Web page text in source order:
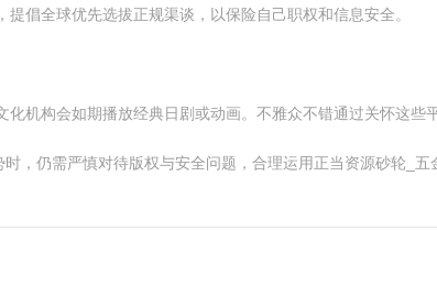
倡全球优先选拔正规渠谈，以保险自己职权和信息安全。
机构会如期播放经典日剧或动画。不雅众不错通过关怀这些
，仍需严慎对待版权与安全问题，合理运用正当资源砂轮_